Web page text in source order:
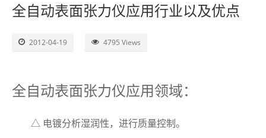
了解SITA
视频
联系
全自动表面张力仪应用行业以及优点
2012-04-19 4795 Views
全自动表面张力仪应用领域：
△ 电镀分析湿润性，进行质量控制。